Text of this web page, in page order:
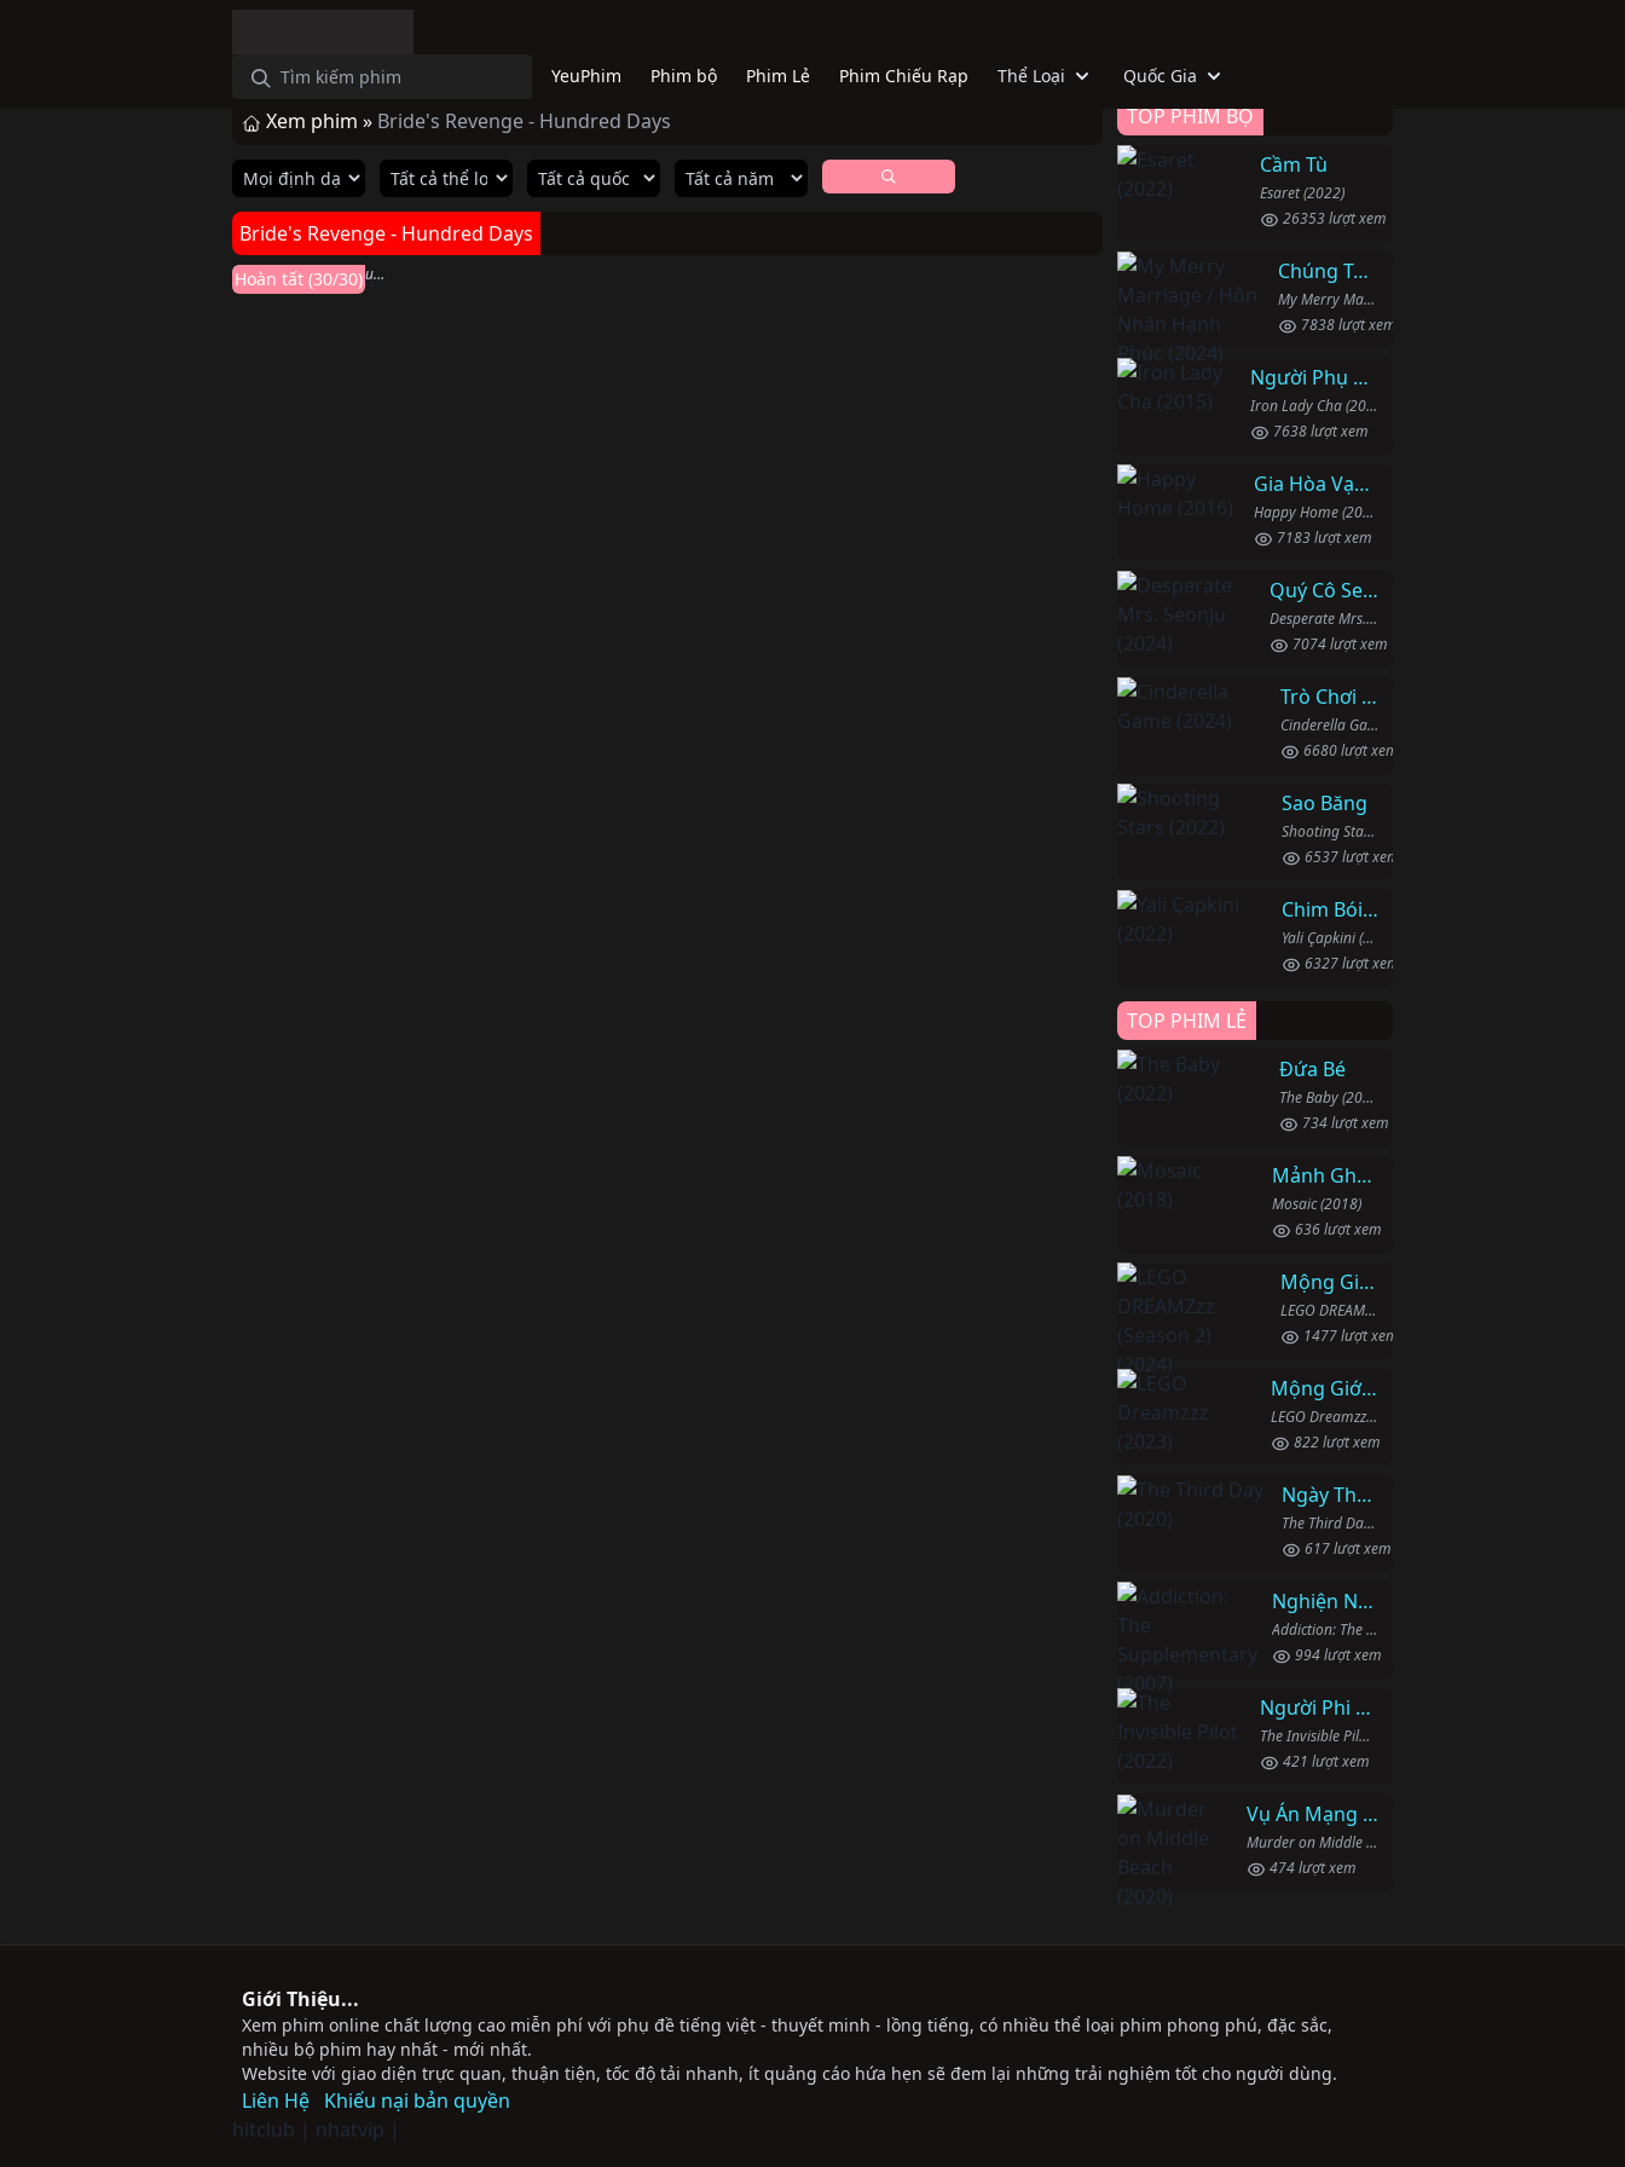
YeuPhim Phim bộ Phim Lẻ Phim Chiếu Rạp Thể Loại Quốc Gia
Xem phim » Bride's Revenge - Hundred Days
Bride's Revenge - Hundred Days
Bộ Bộ Vi Hạm
Bride's Revenge - Hundred Days (2023)
Hoàn tất (30/30)
Hoàn thành
TOP PHIM BỘ
Cầm Tù
Esaret (2022)
26353 lượt xem
Chúng Ta Hãy Kết Hôn Nhé
My Merry Marriage / Hôn Nhân Hạnh Phúc (2024)
7838 lượt xem
Người Phụ Nữ Mạnh Mẽ
Iron Lady Cha (2015)
7638 lượt xem
Gia Hòa Vạn Sự Thành
Happy Home (2016)
7183 lượt xem
Quý Cô Seon Ju Phục Thù
Desperate Mrs. Seonju (2024)
7074 lượt xem
Trò Chơi Lọ Lem
Cinderella Game (2024)
6680 lượt xem
Sao Băng
Shooting Stars (2022)
6537 lượt xem
Chim Bói Cá
Yali Çapkini (2022)
6327 lượt xem
TOP PHIM LẺ
Đứa Bé
The Baby (2022)
734 lượt xem
Mảnh Ghép
Mosaic (2018)
636 lượt xem
Mộng Giới (Phần 2)
LEGO DREAMZzz (Season 2) (2024)
1477 lượt xem
Mộng Giới (Phần 1)
LEGO Dreamzzz (2023)
822 lượt xem
Ngày Thứ Ba
The Third Day (2020)
617 lượt xem
Nghiện Ngập: Chuỗi Phim Bổ Trợ
Addiction: The Supplementary (2007)
994 lượt xem
Người Phi Công Vô Hình
The Invisible Pilot (2022)
421 lượt xem
Vụ Án Mạng Trên Đường Middle Beach
Murder on Middle Beach (2020)
474 lượt xem
Giới Thiệu...
Xem phim online chất lượng cao miễn phí với phụ đề tiếng việt - thuyết minh - lồng tiếng, có nhiều thể loại phim phong phú, đặc sắc,
nhiều bộ phim hay nhất - mới nhất.
Website với giao diện trực quan, thuận tiện, tốc độ tải nhanh, ít quảng cáo hứa hẹn sẽ đem lại những trải nghiệm tốt cho người dùng.
Liên Hệ Khiếu nại bản quyền
hitclub | nhatvip |